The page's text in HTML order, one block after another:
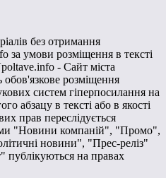
без отримання
за умови розміщення в тексті
- Сайт міста
розміщення
систем гіперпосилання на
абзацу в тексті або в якості
прав переслідується
"Новини компаній", "Промо",
новини", "Прес-реліз"
публікуються на правах